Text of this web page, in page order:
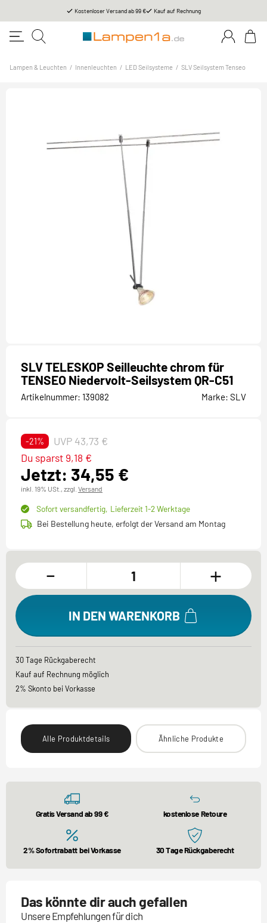
Kostenloser Versand ab 99 € Kauf auf Rechnung
Lampen & Leuchten / Innenleuchten / LED Seilsysteme / SLV Seilsystem Tenseo
SLV TELESKOP Seilleuchte chrom für
TENSEO Niedervolt-Seilsystem QR-C51
Artikelnummer: 139082 Marke: SLV
-21% UVP 43,73 €
Jetzt: 34,55 €
Du sparst 9,18 €
inkl. 19% USt., zzgl. Versand
Sofort versandfertig, Lieferzeit 1-2 Werktage
Bei Bestellung heute, erfolgt der Versand am Montag
- +
IN DEN WARENKORB
30 Tage Rückgaberecht
Kauf auf Rechnung möglich
2% Skonto bei Vorkasse
Alle Produktdetails Ähnliche Produkte
Gratis Versand ab 99 € kostenlose Retoure
2% Sofortrabatt bei Vorkasse 30 Tage Rückgaberecht
Das könnte dir auch gefallen
Unsere Empfehlungen für dich